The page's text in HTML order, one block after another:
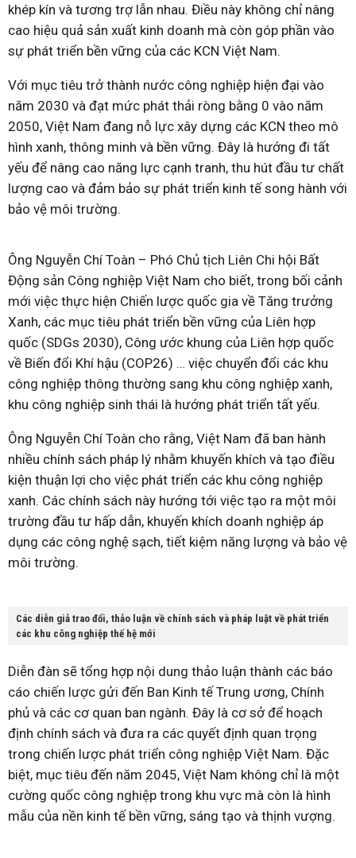
khép kín và tương trợ lẫn nhau. Điều này không chỉ nâng
cao hiệu quả sản xuất kinh doanh mà còn góp phần vào
sự phát triển bền vững của các KCN Việt Nam.
Với mục tiêu trở thành nước công nghiệp hiện đại vào
năm 2030 và đạt mức phát thải ròng bằng 0 vào năm
2050, Việt Nam đang nỗ lực xây dựng các KCN theo mô
hình xanh, thông minh và bền vững. Đây là hướng đi tất
yếu để nâng cao năng lực cạnh tranh, thu hút đầu tư chất
lượng cao và đảm bảo sự phát triển kinh tế song hành với
bảo vệ môi trường.
Ông Nguyễn Chí Toàn – Phó Chủ tịch Liên Chi hội Bất
Động sản Công nghiệp Việt Nam cho biết, trong bối cảnh
mới việc thực hiện Chiến lược quốc gia về Tăng trưởng
Xanh, các mục tiêu phát triển bền vững của Liên hợp
quốc (SDGs 2030), Công ước khung của Liên hợp quốc
về Biến đổi Khí hậu (COP26) … việc chuyển đổi các khu
công nghiệp thông thường sang khu công nghiệp xanh,
khu công nghiệp sinh thái là hướng phát triển tất yếu.
Ông Nguyễn Chí Toàn cho rằng, Việt Nam đã ban hành
nhiều chính sách pháp lý nhằm khuyến khích và tạo điều
kiện thuận lợi cho việc phát triển các khu công nghiệp
xanh. Các chính sách này hướng tới việc tạo ra một môi
trường đầu tư hấp dẫn, khuyến khích doanh nghiệp áp
dụng các công nghệ sạch, tiết kiệm năng lượng và bảo vệ
môi trường.
Các diễn giả trao đổi, thảo luận về chính sách và pháp luật về phát triển
các khu công nghiệp thế hệ mới
Diễn đàn sẽ tổng hợp nội dung thảo luận thành các báo
cáo chiến lược gửi đến Ban Kinh tế Trung ương, Chính
phủ và các cơ quan ban ngành. Đây là cơ sở để hoạch
định chính sách và đưa ra các quyết định quan trọng
trong chiến lược phát triển công nghiệp Việt Nam. Đặc
biệt, mục tiêu đến năm 2045, Việt Nam không chỉ là một
cường quốc công nghiệp trong khu vực mà còn là hình
mẫu của nền kinh tế bền vững, sáng tạo và thịnh vượng.